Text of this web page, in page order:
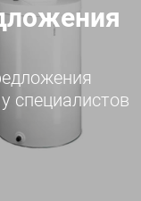
специалистов